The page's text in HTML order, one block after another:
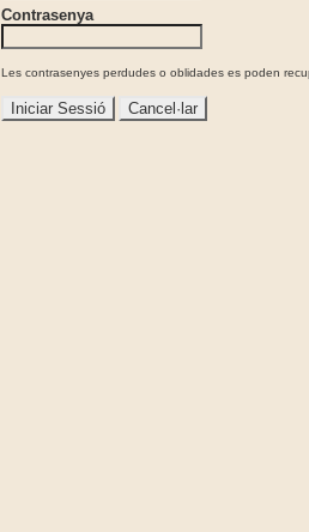
Contrasenya
Les contrasenyes perdudes o oblidades es poden